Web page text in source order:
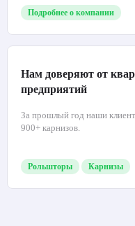
Подробнее о компании
Нам доверяют от
предприятий
За прошлый год наши
900+ карнизов.
Рольшторы Карнизы